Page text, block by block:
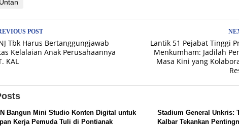
Untan
POST
Tbk Harus Bertanggungjawab
Kelalaian Anak Perusahaannya
KAL
Lantik 51 Pejabat Tinggi
Menkumham: Jadilah
Masa Kini yang
Bangun Mini Studio Konten Digital untuk
Kerja Pemuda Tuli di Pontianak
Stadium General Unkris:
Kalbar Tekankan